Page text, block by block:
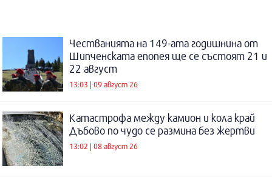
Честванията на 149-ата годишнина от
Шипченската епопея ще се състоят 21 и
22 август
13:03 | 09 август 26
Катастрофа между камион и кола край
Дъбово по чудо се размина без жертви
13:02 | 08 август 26